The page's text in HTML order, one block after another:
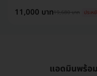
11,000 บาท19,680 บาท ประห
แอดมินพร้อ